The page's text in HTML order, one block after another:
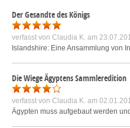
Der Gesandte des Königs
verfasst von Claudia K. am
Islandshire: Eine Ansammlung von
Die Wiege Ägyptens Sammleredition
verfasst von Claudia K. am
Ägypten muss aufgebaut werden